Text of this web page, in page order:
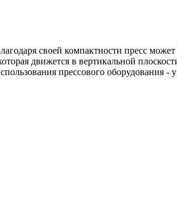
своей компактности пресс может
движется в вертикальной
прессового оборудования -